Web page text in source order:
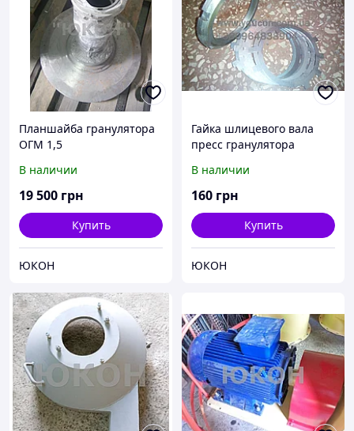
Планшайба гранулятора
ОГМ 1,5
В наличии
19 500 грн
Купить
ЮКОН
Гайка шлицевого вала
пресс гранулятора
шайба шлицевого вала
ОГМ 1,5
В наличии
160 грн
Купить
ЮКОН